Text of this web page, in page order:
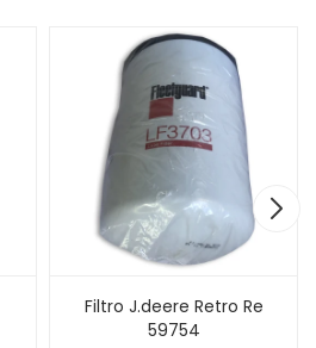
Filtro J.deere Retro Re
59754